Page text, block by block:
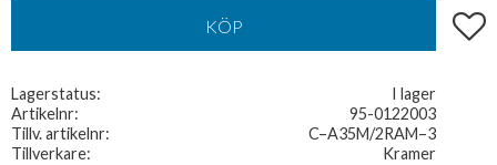
KÖP Lägg
Lagerstatus
I lager
Artikelnr
95-0122003
Tillv. artikelnr
C–A35M/2RAM–3
Tillverkare
Kramer